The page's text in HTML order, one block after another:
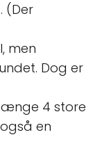
(Der
men
Dog er
4 store
en